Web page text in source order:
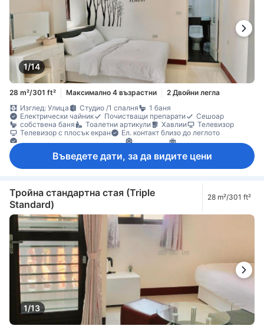
1/14
28 m²/301 ft² Максимално 4 възрастни
2 Двойни легла
Изглед: Улица
Студио /1 спалня
1 баня
Електрически чайник
Почистващи препарати
Сешоар
собствена баня
Тоалетни артикули Хавлии
Телевизор
Телевизор с плосък екран
Ел. контакт близо до леглото
Под с плочки/мрамор
Прозорец
Гардеробна
Въведете дати, за да видите цени
Тройна стандартна стая (Triple
Standard)
28 m²/301 ft²
1/13